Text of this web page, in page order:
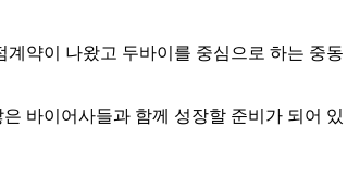
약이 나왔고 두바이를 중심으로 하는 중동
바이어사들과 함께 성장할 준비가 되어 있